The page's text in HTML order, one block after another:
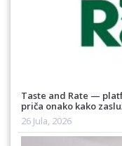
Taste and Rate —
priča onako kako
26 Jula, 2026